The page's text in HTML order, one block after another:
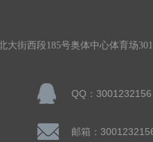
大街西段185号奥体中心体育场
QQ：3001232156
邮箱：